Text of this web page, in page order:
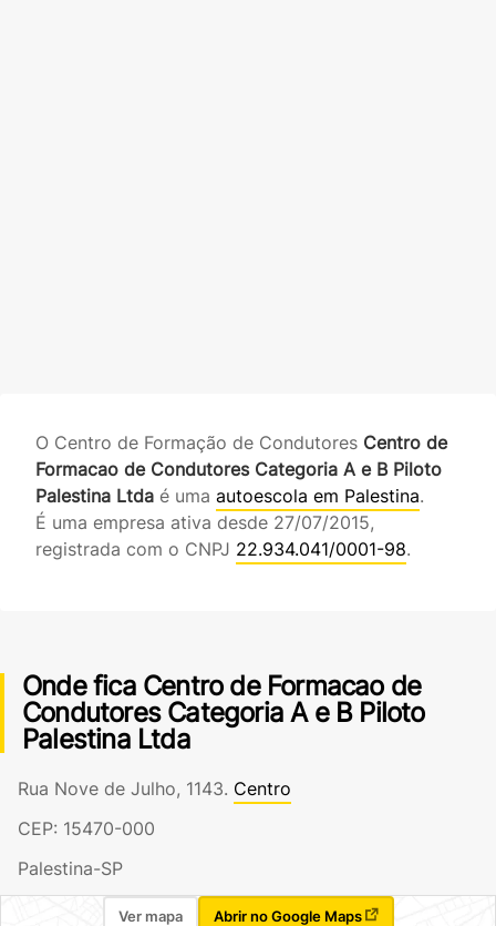
O Centro de Formação de Condutores Centro de
Formacao de Condutores Categoria A e B Piloto
Palestina Ltda é uma autoescola em Palestina.
É uma empresa ativa desde 27/07/2015,
registrada com o CNPJ 22.934.041/0001-98.
Onde fica Centro de Formacao de
Condutores Categoria A e B Piloto
Palestina Ltda
Rua Nove de Julho, 1143. Centro
CEP: 15470-000
Palestina-SP
Ver mapa Abrir no Google Maps